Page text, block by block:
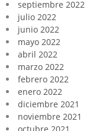
septiembre 2022
julio 2022
junio 2022
mayo 2022
abril 2022
marzo 2022
febrero 2022
enero 2022
diciembre 2021
noviembre 2021